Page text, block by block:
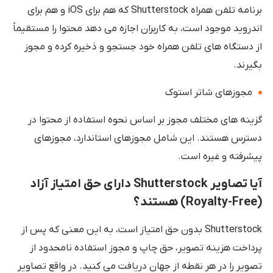
برنامه تلفن همراه Shutterstock که هم برای iOS و هم برای
اندروید موجود است، به کاربران اجازه می دهد محتوا را مستقیماً
از دستگاه های تلفن همراه خود جستجو و ذخیره کرده و مجوز
بگیرند.
مجوزهای شاتر استوک
گزینه های مختلف مجوز بر اساس نحوه استفاده از محتوا در
دسترس هستند. این شامل مجوزهای استاندارد، مجوزهای
پیشرفته و غیره است.
آیا تصاویر Shutterstock
دارای حق امتیاز آزاد
(Royalty-Free) هستند؟
Shutterstock بدون حق امتیاز است، به این معنی که پس از
پرداخت هزینه تصویر، حق چاپ و مجوز استفاده نامحدود از
تصویر را در هر نقطه از جهان دریافت می کنید. در واقع تصاویر